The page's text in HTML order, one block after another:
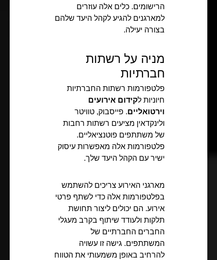
הרישומים. כלים אלה עוזרים
למארגנים להגיע לקהל היעד שלהם
בצורה יעילה.
מניה על רשתות
חברתיות
פלטפורמות רשתות החברתיות
חיוניות לקידום אירועים
וירטואליים. פייסבוק, טוויטר
ולינקדאין מציעים רשתות רחבות
של משתתפים פוטנציאליים.
פלטפורמות אלה מאפשרות עיסוק
ישיר עם הקהל היעד שלך.
מארגני האירוע צריכים להשתמש
בפלטפורמות אלה כדי לשתף פרטי
אירוע. הם יכולים ליצור תחושת
תלקות ולעודד שיתוף בקרב מעגלי
החברים החברתיים של
המשתתפים. גישה זו עשויה
להרחיב באופן משמעותי את הטווח